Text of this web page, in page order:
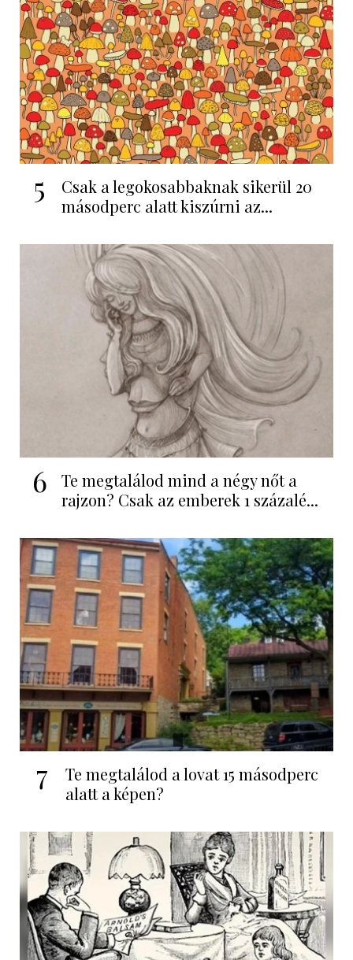
5
Csak a legokosabbaknak sikerül 20
másodperc alatt kiszúrni az...
6
Te megtalálod mind a négy nőt a
rajzon? Csak az emberek 1 százalé...
7
Te megtalálod a lovat 15 másodperc
alatt a képen?